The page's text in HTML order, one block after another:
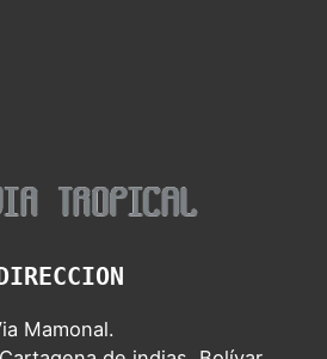
Mamonal.